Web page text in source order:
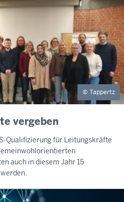
Tappertz
vergeben
Qualifizierung für Leitungskräfte
auch in diesem Jahr 15